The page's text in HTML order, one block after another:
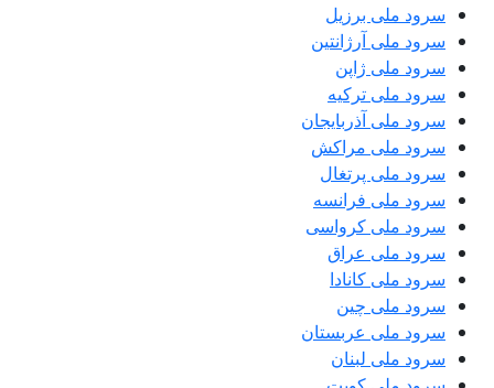
سرود ملی برزیل
سرود ملی آرژانتین
سرود ملی ژاپن
سرود ملی ترکیه
سرود ملی آذربایجان
سرود ملی مراکش
سرود ملی پرتغال
سرود ملی فرانسه
سرود ملی کرواسی
سرود ملی عراق
سرود ملی کانادا
سرود ملی چین
سرود ملی عربستان
سرود ملی لبنان